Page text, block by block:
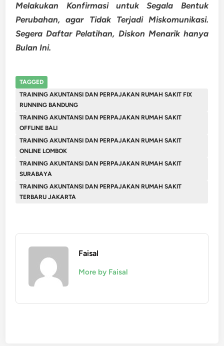
Melakukan Konfirmasi untuk Segala Bentuk
Perubahan, agar Tidak Terjadi Miskomunikasi.
Segera Daftar Pelatihan, Diskon Menarik hanya
Bulan Ini.
TAGGED
TRAINING AKUNTANSI DAN PERPAJAKAN RUMAH SAKIT FIX
RUNNING BANDUNG
TRAINING AKUNTANSI DAN PERPAJAKAN RUMAH SAKIT
OFFLINE BALI
TRAINING AKUNTANSI DAN PERPAJAKAN RUMAH SAKIT
ONLINE LOMBOK
TRAINING AKUNTANSI DAN PERPAJAKAN RUMAH SAKIT
SURABAYA
TRAINING AKUNTANSI DAN PERPAJAKAN RUMAH SAKIT
TERBARU JAKARTA
Faisal
More by Faisal